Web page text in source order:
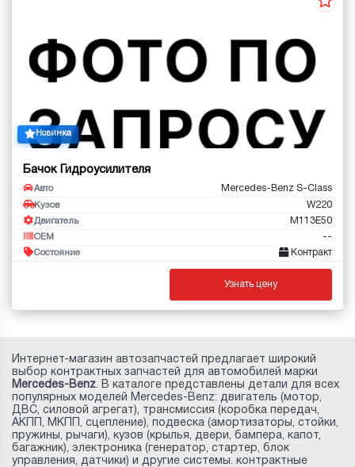
Новинка
Бачок Гидроусилителя
Авто Mercedes-Benz S-Class
Кузов W220
Двигатель M113E50
OEM --
Состояние Контракт
Узнать цену
Интернет-магазин автозапчастей предлагает широкий
выбор контрактных запчастей для автомобилей марки
Mercedes-Benz. В каталоге представлены детали для всех
популярных моделей Mercedes-Benz: двигатель (мотор,
ДВС, силовой агрегат), трансмиссия (коробка передач,
АКПП, МКПП, сцепление), подвеска (амортизаторы, стойки,
пружины, рычаги), кузов (крылья, двери, бампера, капот,
багажник), электроника (генератор, стартер, блок
управления, датчики) и другие системы. контрактные